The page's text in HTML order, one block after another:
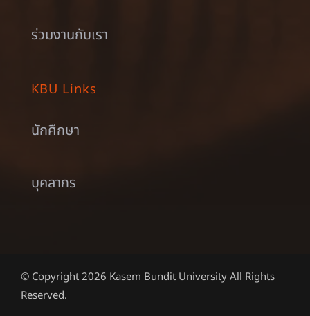
ร่วมงานกับเรา
KBU Links
นักศึกษา
บุคลากร
© Copyright 2026 Kasem Bundit University All Rights
Reserved.